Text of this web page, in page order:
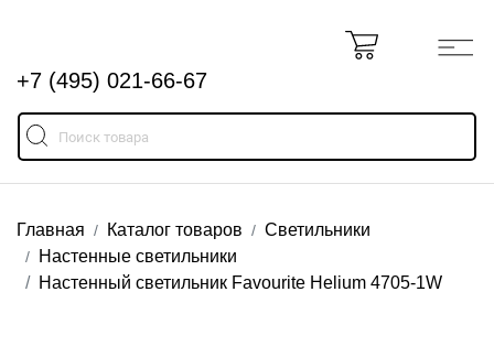
+7 (495) 021-66-67
Главная Каталог товаров
Светильники
Настенные светильники
Настенный светильник Favourite Helium 4705-1W